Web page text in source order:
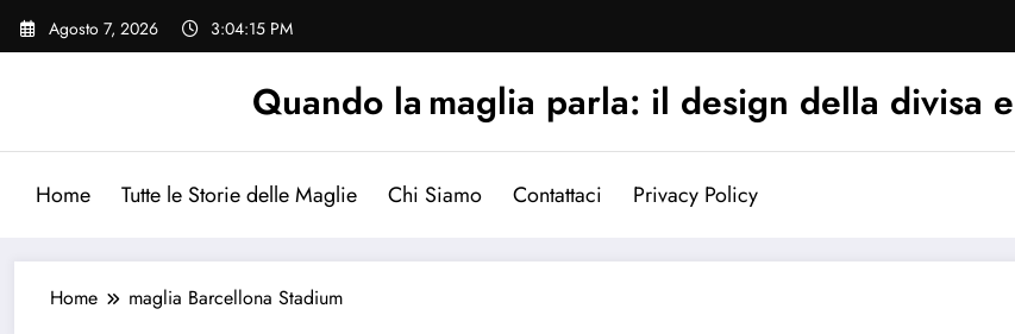
Vai
Agosto 7, 2026 3:04:15 PM
Quando la maglia parla: il design della divisa
Home Tutte le Storie delle Maglie Chi Siamo Contattaci Privacy Policy
Home maglia Barcellona Stadium